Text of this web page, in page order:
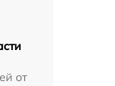
от